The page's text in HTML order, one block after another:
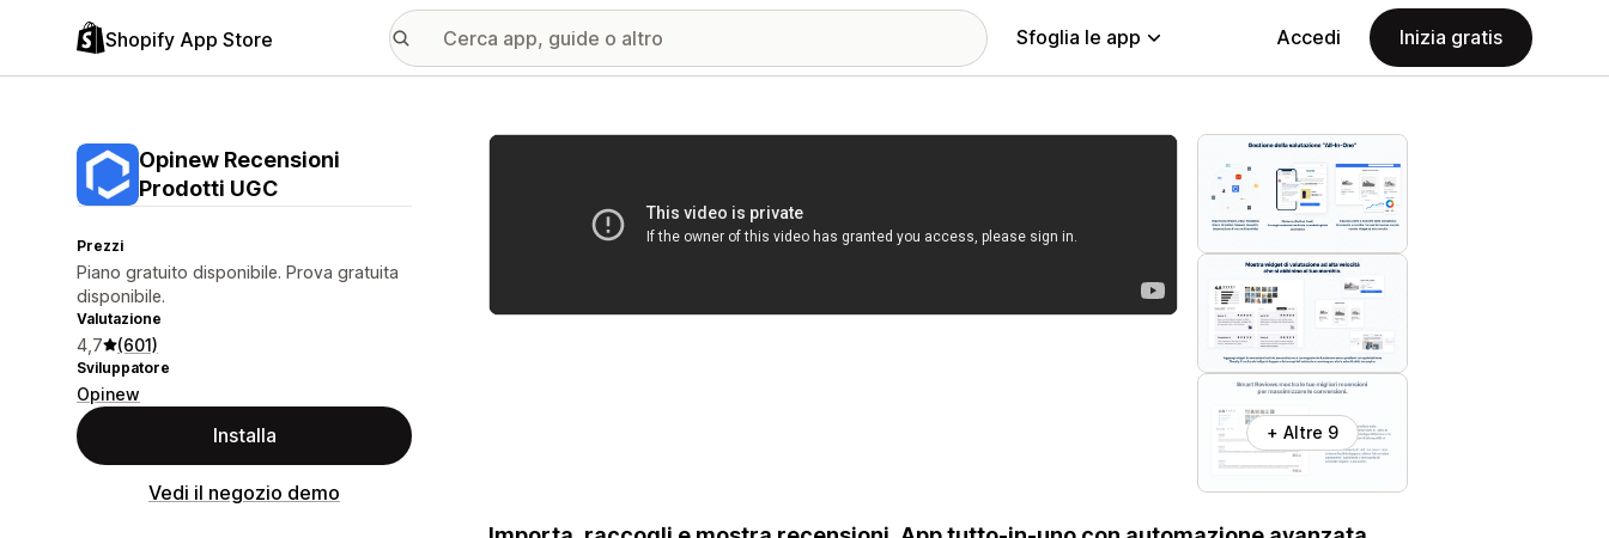
Shopify App Store Sfoglia le app Accedi Inizia gratis
Opinew Recensioni
Prodotti UGC
Prezzi
Piano gratuito disponibile. Prova gratuita
disponibile.
Valutazione
4,7 (601)
Sviluppatore
Opinew
Installa
Vedi il negozio demo
Galleria immagini in evidenza
+ Altre 9